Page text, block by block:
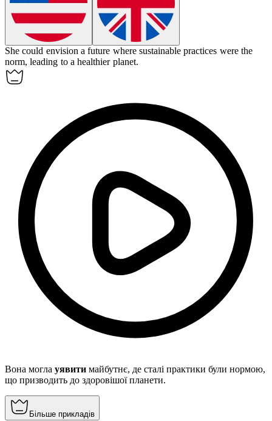
She could envision a future where sustainable practices were the
norm, leading to a healthier planet.
Вона могла уявити майбутнє, де сталі практики були нормою,
що призводить до здоровішої планети.
Більше прикладів